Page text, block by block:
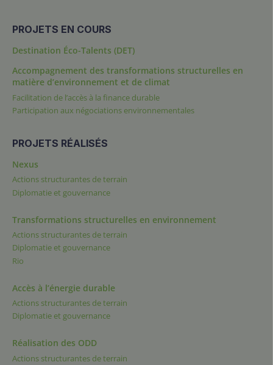
PROJETS EN COURS
Destination Éco-Talents (DET)
Accompagnement des transformations structurelles en
matière d’environnement et de climat
Facilitation de l’accès à la finance durable
Participation aux négociations environnementales
PROJETS RÉALISÉS
Nexus
Actions structurantes de terrain
Diplomatie et gouvernance
Transformations structurelles en environnement
Actions structurantes de terrain
Diplomatie et gouvernance
Rio
Accès à l’énergie durable
Actions structurantes de terrain
Diplomatie et gouvernance
Réalisation des ODD
Actions structurantes de terrain